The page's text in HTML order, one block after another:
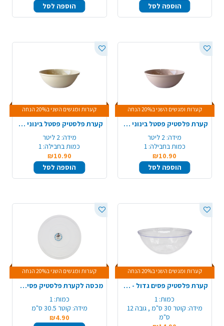
הוספה לסל
הוספה לסל
קערות ומגשים השני ב20% הנחה
קערת פלסטיק פסטל בינוני - ורוד
מידה: 2 ליטר
כמות בחבילה: 1
₪10.90
הוספה לסל
קערות ומגשים השני ב20% הנחה
קערת פלסטיק פסטל בינוני - קרם
מידה: 2 ליטר
כמות בחבילה: 1
₪10.90
הוספה לסל
קערות ומגשים השני ב20% הנחה
קערת פלסטיק פסים גדול - שקוף
כמות: 1
מידה:
קוטר 30 ס"מ , גובה 12
ס"מ
קערות ומגשים השני ב20% הנחה
מכסה לקערת פלסטיק פסים גדול – שקוף
כמות: 1
מידה: קוטר 30.5 ס"מ
₪4.90